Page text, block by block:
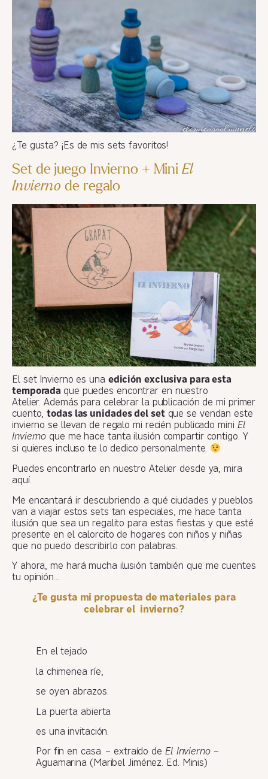
¿Te gusta? ¡Es de mis sets favoritos!
Set de juego Invierno + MiniEl
Inviernode regalo
El set Invierno es una edición exclusiva para esta
temporada que puedes encontrar en nuestro
Atelier. Además para celebrar la publicación de mi primer
cuento,todas las unidades del setque se vendan este
invierno se llevan de regalo mi recién publicado mini El
Invierno que me hace tanta ilusión compartir contigo. Y
si quieres incluso te lo dedico personalmente.
Puedes encontrarlo en nuestro Atelier desde ya, mira
aquí.
Me encantará ir descubriendo a qué ciudades y pueblos
van a viajar estos sets tan especiales, me hace tanta
ilusión que sea un regalito para estas fiestas y que esté
presente en el calorcito de hogares con niños y niñas
que no puedo describirlo con palabras.
Y ahora, me hará mucha ilusión también que me cuentes
tu opinión…
¿Te gusta mi propuesta de materiales para
celebrar el invierno?
En el tejado
la chimenea ríe,
se oyen abrazos.
La puerta abierta
es una invitación.
Por fin en casa. – extraído de El Invierno–
Aguamarina (Maribel Jiménez. Ed. Minis)